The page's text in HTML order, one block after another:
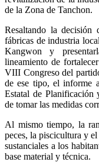
de la Zona de Tanchon.
Resaltando la decisión
fábricas de industria
Kangwon y
lineamiento de
VIII Congreso del
de ese tipo, el informe
Estatal de
de tomar las medidas
Al mismo tiempo, la
peces, la piscicultura y
sustanciales a los
base material y técnica.